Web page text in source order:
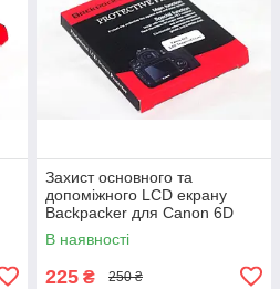
Захист основного та
допоміжного LCD екрану
Backpacker для Canon 6D
Mark II - загартоване скло
В наявності
225 ₴ 250 ₴